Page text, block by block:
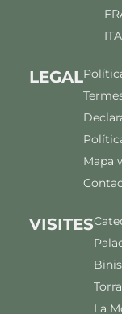
VISITES
La
LEGAL
Mapa